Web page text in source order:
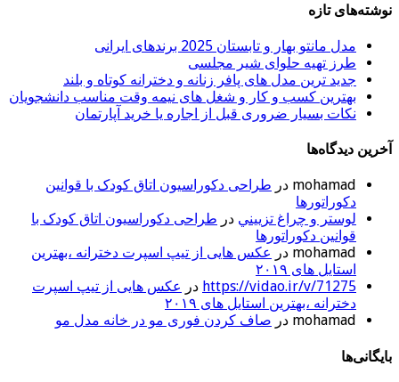
نوشته‌های تازه
مدل مانتو بهار و تابستان 2025 برندهای ایرانی
طرز تهیه حلوای شیر مجلسی
جدید ترین مدل های پافر زنانه و دخترانه کوتاه و بلند
بهترین کسب و کار و شغل های نیمه وقت مناسب دانشجویان
نکات بسیار ضروری قبل از اجاره یا خرید آپارتمان
آخرین دیدگاه‌ها
mohamad در طراحی دکوراسیون اتاق کودک با قوانین
دکوراتورها
لوستر و چراغ تزييني در طراحی دکوراسیون اتاق کودک با
قوانین دکوراتورها
mohamad در عکس هایی از تیپ اسپرت دخترانه ،بهترین
استایل های ۲۰۱۹
https://vidao.ir/v/71275 در عکس هایی از تیپ اسپرت
دخترانه ،بهترین استایل های ۲۰۱۹
mohamad در صاف کردن فوری مو در خانه مدل مو
بایگانی‌ها